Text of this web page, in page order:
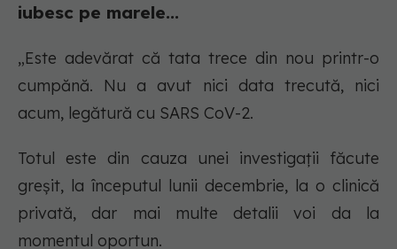
iubesc pe marele...
„Este adevărat că tata trece din nou printr-o
cumpănă. Nu a avut nici data trecută, nici
acum, legătură cu SARS CoV-2.
Totul este din cauza unei investigații făcute
greșit, la începutul lunii decembrie, la o clinică
privată, dar mai multe detalii voi da la
momentul oportun.